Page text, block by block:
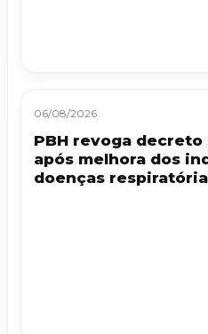
06/08/2026
PBH revoga
após melhora dos
doenças